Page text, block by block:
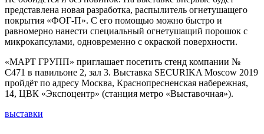
представлена новая разработка, распылитель огнетушащего
покрытия «ФОГ-П». С его помощью можно быстро и
равномерно нанести специальный огнетушащий порошок с
микрокапсулами, одновременно с окраской поверхности.
«МАРТ ГРУПП» приглашает посетить стенд компании №
С471 в павильоне 2, зал 3. Выставка SECURIKA Moscow 2019
пройдёт по адресу Москва, Краснопресненская набережная,
14, ЦВК «Экспоцентр» (станция метро «Выставочная»).
выставки